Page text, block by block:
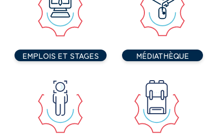
EMPLOIS ET STAGES MÉDIATHÈQUE